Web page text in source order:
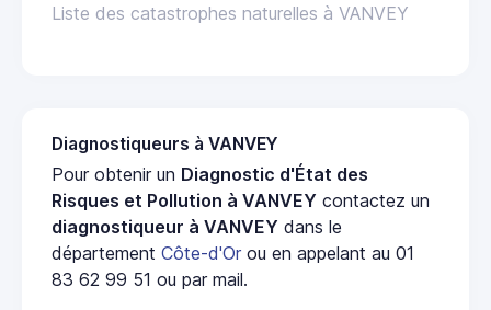
Liste des catastrophes naturelles à VANVEY
Diagnostiqueurs à VANVEY
Pour obtenir un Diagnostic d'État des
Risques et Pollution à VANVEY contactez un
diagnostiqueur à VANVEY dans le
département Côte-d'Or ou en appelant au 01
83 62 99 51 ou par mail.